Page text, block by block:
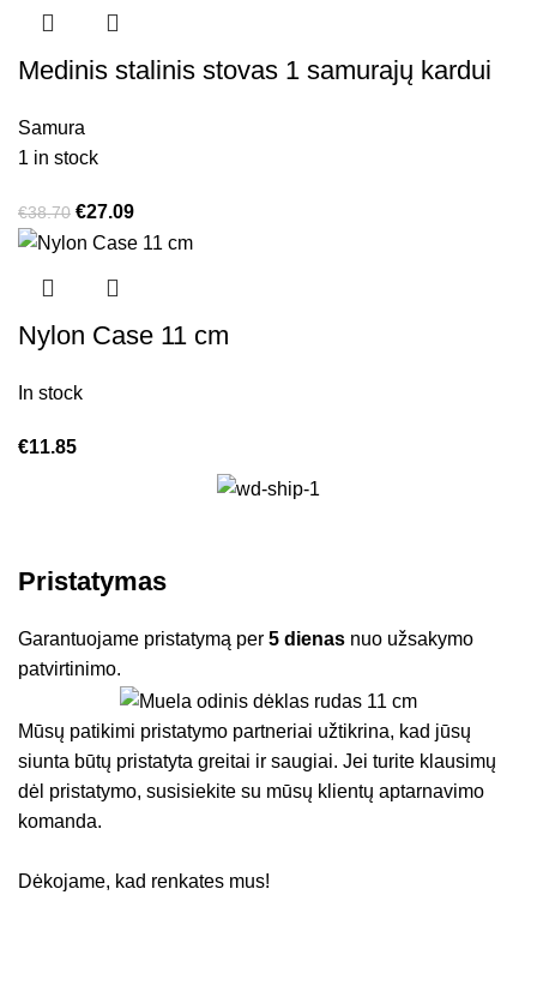
Medinis stalinis stovas 1 samurajų kardui
Samura
1 in stock
€38.70 €27.09
Nylon Case 11 cm
In stock
€11.85
Pristatymas
Garantuojame pristatymą per5 dienas nuo užsakymo
patvirtinimo.
Mūsų patikimi pristatymo partneriai užtikrina, kad jūsų
siunta būtų pristatyta greitai ir saugiai. Jei turite klausimų
dėl pristatymo, susisiekite su mūsų klientų aptarnavimo
komanda.
Dėkojame, kad renkates mus!